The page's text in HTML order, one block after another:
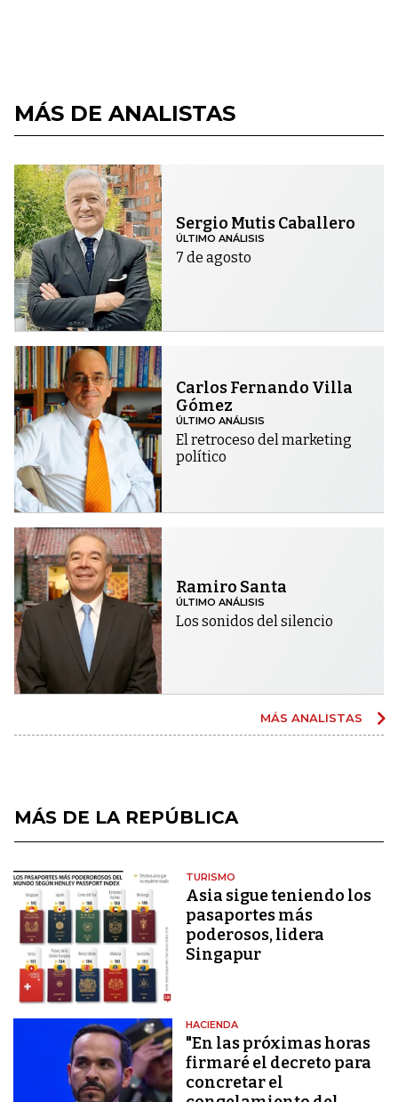
MÁS DE ANALISTAS
Sergio Mutis Caballero
ÚLTIMO ANÁLISIS
7 de agosto
Carlos Fernando Villa
Gómez
ÚLTIMO ANÁLISIS
El retroceso del marketing
político
Ramiro Santa
ÚLTIMO ANÁLISIS
Los sonidos del silencio
MÁS ANALISTAS
MÁS DE LA REPÚBLICA
TURISMO
Asia sigue teniendo los
pasaportes más
poderosos, lidera
Singapur
HACIENDA
"En las próximas horas
firmaré el decreto para
concretar el